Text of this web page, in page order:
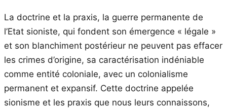
La doctrine et la praxis, la guerre permanente de
l’Etat sioniste, qui fondent son émergence « légale »
et son blanchiment postérieur ne peuvent pas effacer
les crimes d’origine, sa caractérisation indéniable
comme entité coloniale, avec un colonialisme
permanent et expansif. Cette doctrine appelée
sionisme et les praxis que nous leurs connaissons,